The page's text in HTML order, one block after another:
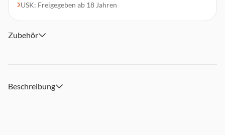
USK: Freigegeben ab 18 Jahren
Zubehör
Beschreibung